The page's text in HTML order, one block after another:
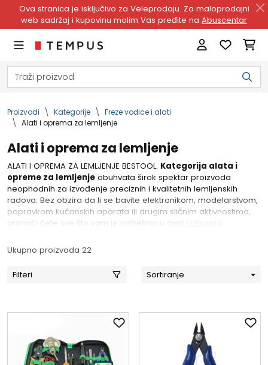
Ova stranica je isključivo za Veleprodaju. Za maloprodajni
web sadržaj i kupovinu molim Vas pređite na Abuscentar
Proizvodi Kategorije
Freze vođice i alati
Alati i oprema za lemljenje
Alati i oprema za lemljenje
ALATI I OPREMA ZA LEMLJENJE BESTOOL. Kategorija alata i
opreme za lemljenje obuhvata širok spektar proizvoda
neophodnih za izvođenje preciznih i kvalitetnih lemljenskih
radova. Bez obzira da li se bavite elektronikom, modelarstvom,
popravkom kućanskih aparata ili drugim sličnim aktivnostima,
pronaći ćete sve što vam je potrebno u ovoj kategoriji
Ukupno proizvoda 22
Filteri Sortiranje